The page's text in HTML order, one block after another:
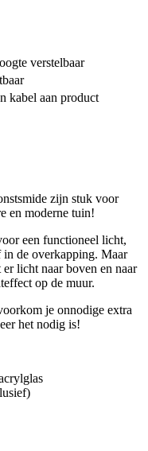
verstelbaar
kabel aan product
zijn stuk voor
en moderne tuin!
een functioneel licht,
de overkapping. Maar
licht naar boven en naar
op de muur.
je onnodige extra
het nodig is!